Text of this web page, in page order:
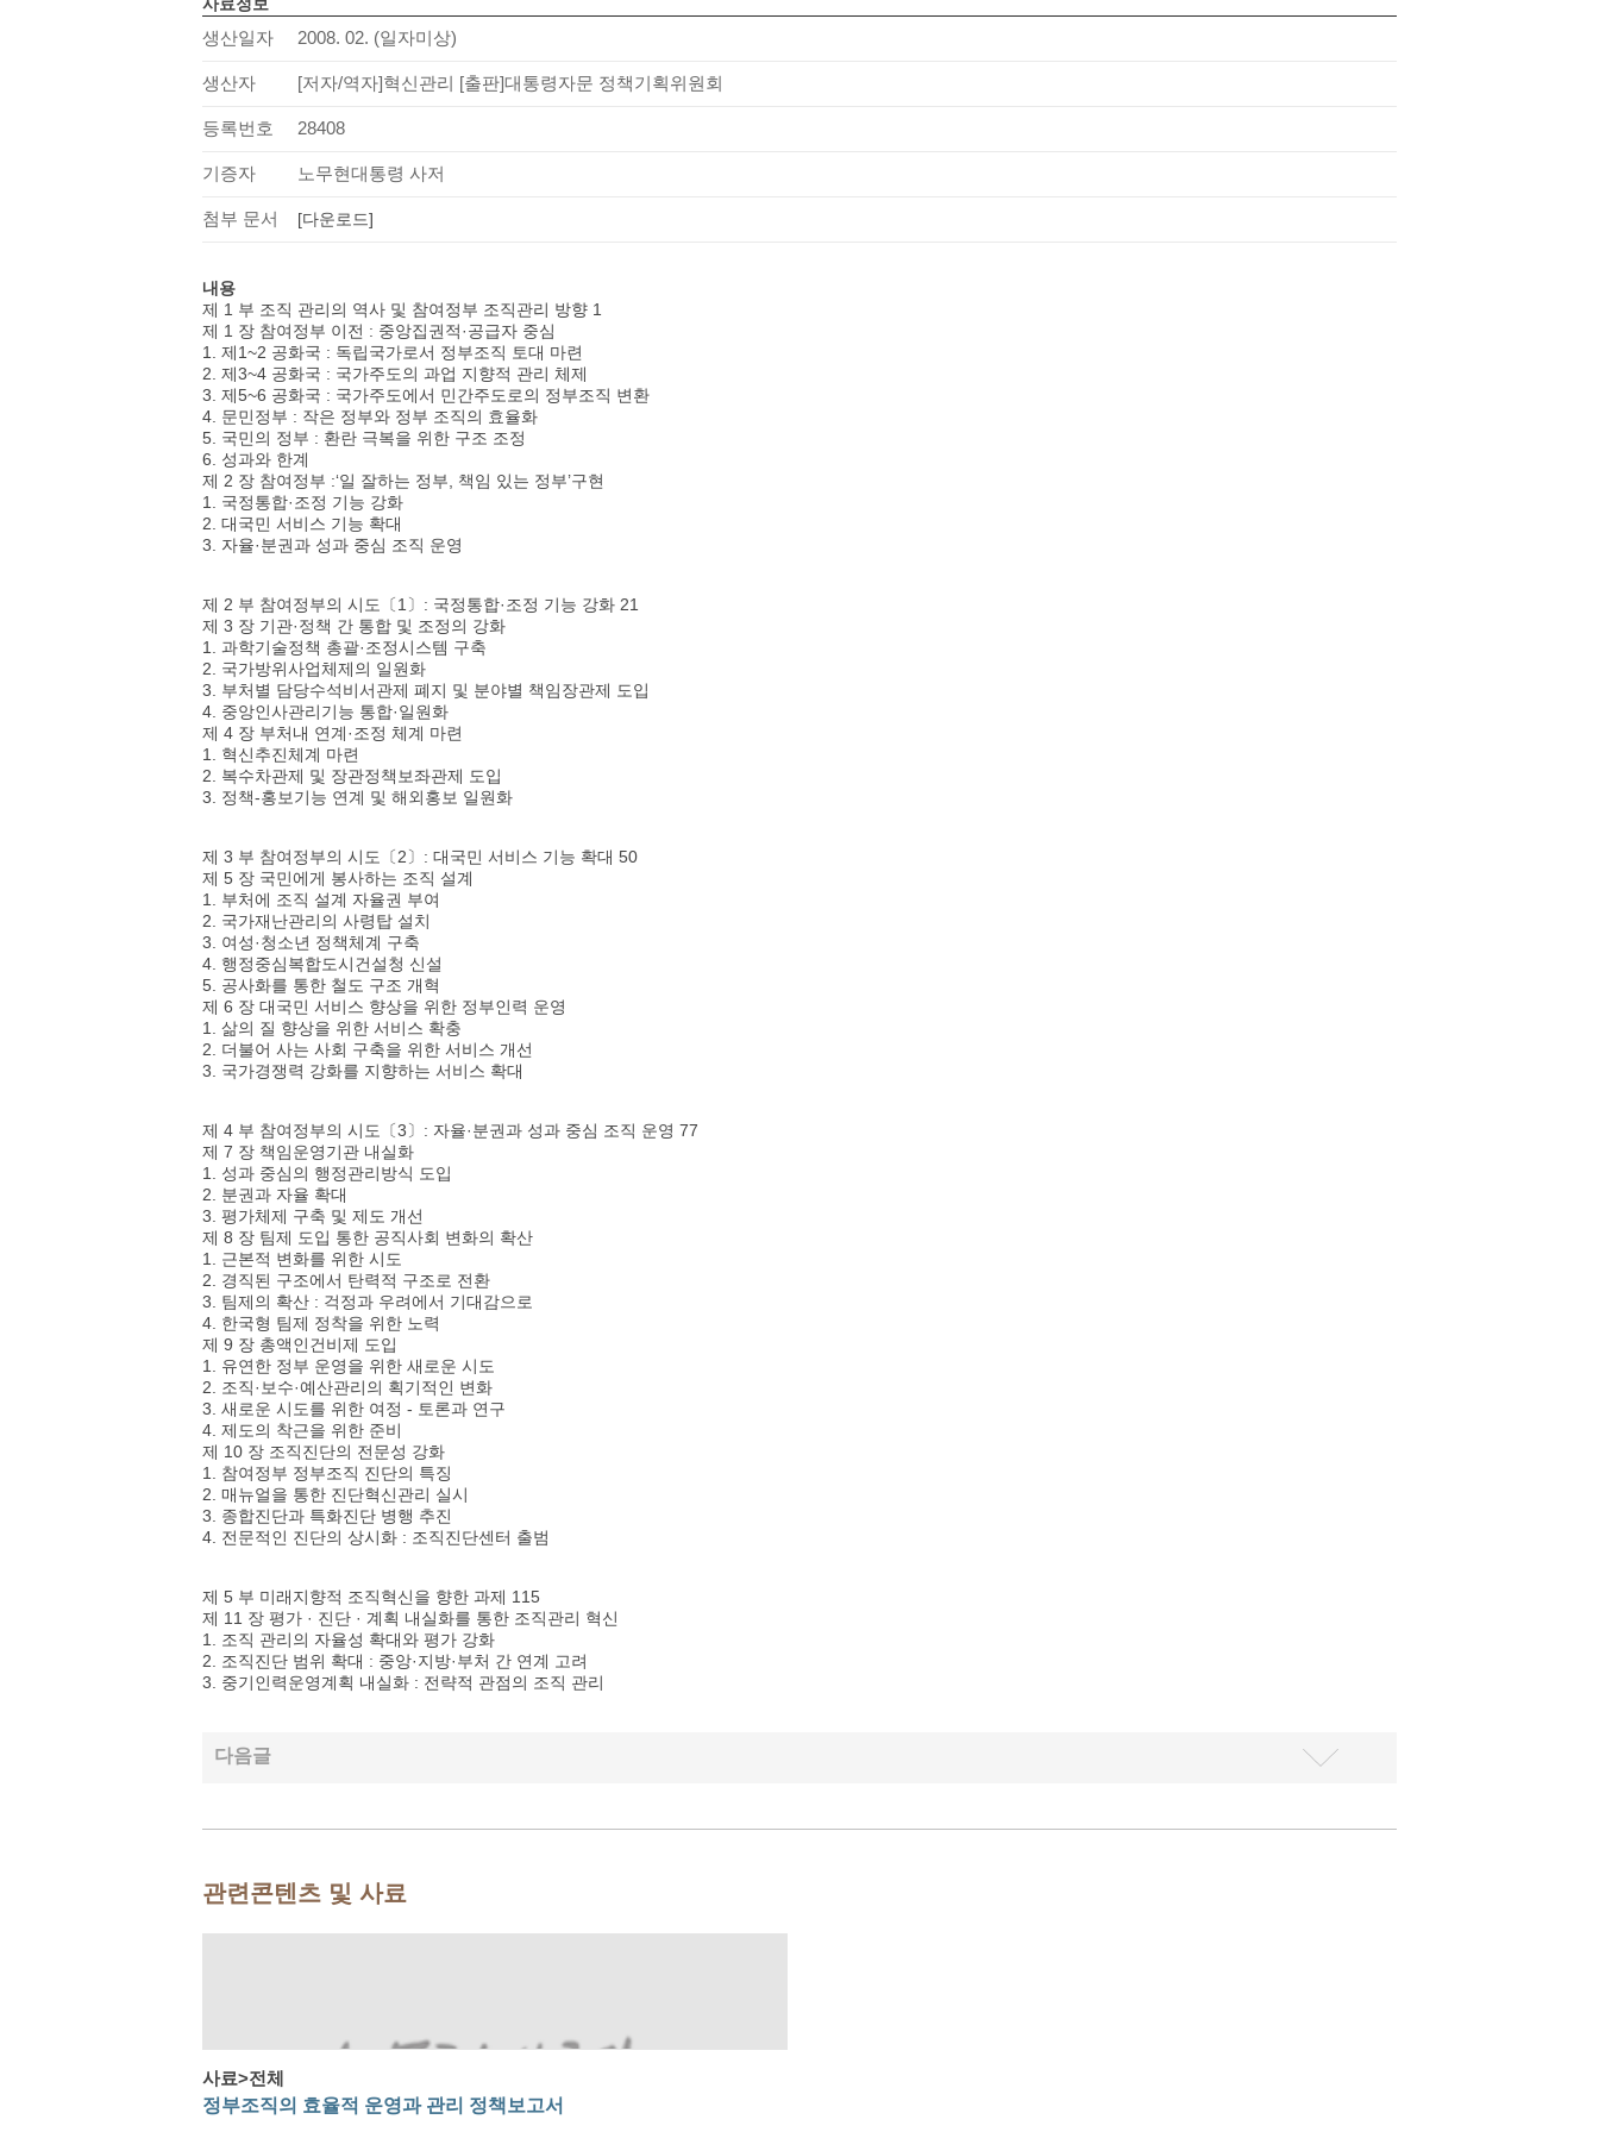
생산일자 2008. 02. (일자미상)
생산자 [저자/역자]혁신관리 [출판]대통령자문 정책기획위원회
등록번호 28408
기증자 노무현대통령 사저
첨부 문서 [다운로드]
내용
제 1 부 조직 관리의 역사 및 참여정부 조직관리 방향 1
제 1 장 참여정부 이전 : 중앙집권적·공급자 중심
1. 제1~2 공화국 : 독립국가로서 정부조직 토대 마련
2. 제3~4 공화국 : 국가주도의 과업 지향적 관리 체제
3. 제5~6 공화국 : 국가주도에서 민간주도로의 정부조직 변환
4. 문민정부 : 작은 정부와 정부 조직의 효율화
5. 국민의 정부 : 환란 극복을 위한 구조 조정
6. 성과와 한계
제 2 장 참여정부 :‘일 잘하는 정부, 책임 있는 정부’구현
1. 국정통합·조정 기능 강화
2. 대국민 서비스 기능 확대
3. 자율·분권과 성과 중심 조직 운영
제 2 부 참여정부의 시도〔1〕: 국정통합·조정 기능 강화 21
제 3 장 기관·정책 간 통합 및 조정의 강화
1. 과학기술정책 총괄·조정시스템 구축
2. 국가방위사업체제의 일원화
3. 부처별 담당수석비서관제 폐지 및 분야별 책임장관제 도입
4. 중앙인사관리기능 통합·일원화
제 4 장 부처내 연계·조정 체계 마련
1. 혁신추진체계 마련
2. 복수차관제 및 장관정책보좌관제 도입
3. 정책-홍보기능 연계 및 해외홍보 일원화
제 3 부 참여정부의 시도〔2〕: 대국민 서비스 기능 확대 50
제 5 장 국민에게 봉사하는 조직 설계
1. 부처에 조직 설계 자율권 부여
2. 국가재난관리의 사령탑 설치
3. 여성·청소년 정책체계 구축
4. 행정중심복합도시건설청 신설
5. 공사화를 통한 철도 구조 개혁
제 6 장 대국민 서비스 향상을 위한 정부인력 운영
1. 삶의 질 향상을 위한 서비스 확충
2. 더불어 사는 사회 구축을 위한 서비스 개선
3. 국가경쟁력 강화를 지향하는 서비스 확대
제 4 부 참여정부의 시도〔3〕: 자율·분권과 성과 중심 조직 운영 77
제 7 장 책임운영기관 내실화
1. 성과 중심의 행정관리방식 도입
2. 분권과 자율 확대
3. 평가체제 구축 및 제도 개선
제 8 장 팀제 도입 통한 공직사회 변화의 확산
1. 근본적 변화를 위한 시도
2. 경직된 구조에서 탄력적 구조로 전환
3. 팀제의 확산 : 걱정과 우려에서 기대감으로
4. 한국형 팀제 정착을 위한 노력
제 9 장 총액인건비제 도입
1. 유연한 정부 운영을 위한 새로운 시도
2. 조직·보수·예산관리의 획기적인 변화
3. 새로운 시도를 위한 여정 - 토론과 연구
4. 제도의 착근을 위한 준비
제 10 장 조직진단의 전문성 강화
1. 참여정부 정부조직 진단의 특징
2. 매뉴얼을 통한 진단혁신관리 실시
3. 종합진단과 특화진단 병행 추진
4. 전문적인 진단의 상시화 : 조직진단센터 출범
제 5 부 미래지향적 조직혁신을 향한 과제 115
제 11 장 평가 · 진단 · 계획 내실화를 통한 조직관리 혁신
1. 조직 관리의 자율성 확대와 평가 강화
2. 조직진단 범위 확대 : 중앙·지방·부처 간 연계 고려
3. 중기인력운영계획 내실화 : 전략적 관점의 조직 관리
다음글
관련콘텐츠 및 사료
사료>전체
정부조직의 효율적 운영과 관리 정책보고서